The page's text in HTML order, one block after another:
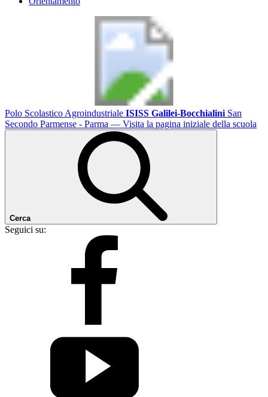
Polo Scolastico Agroindustriale ISISS Galilei-Bocchialini San
Secondo Parmense - Parma — Visita la pagina iniziale della scuola
Cerca
Seguici su: